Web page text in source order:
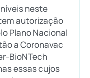
neste
autorização
Plano Nacional
a Coronavac
BioNTech
essas cujos